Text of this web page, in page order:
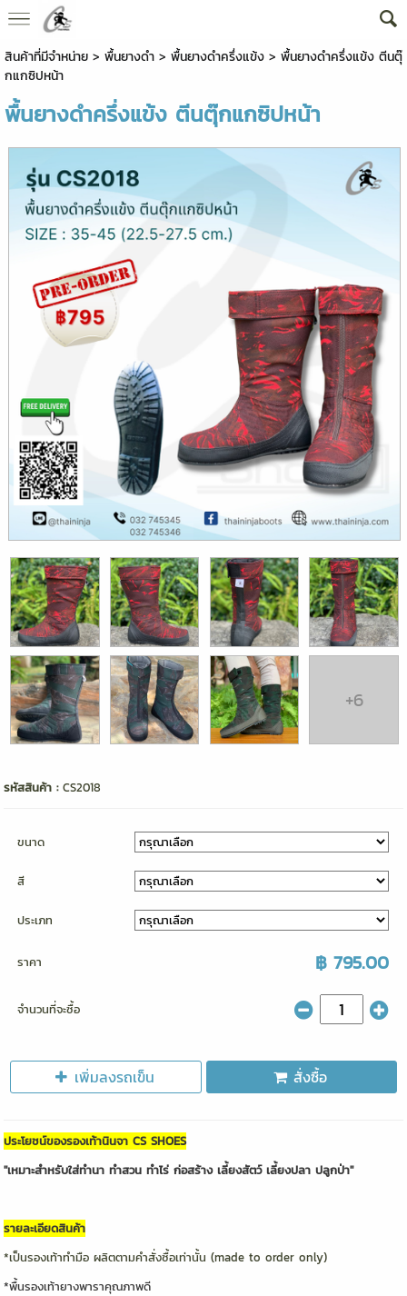
สินค้าที่มีจำหน่าย> พื้นยางดำ> พื้นยางดำครึ่งแข้ง> พื้นยางดำครึ่งแข้ง ตีนตุ๊
กแกซิปหน้า
พื้นยางดำครึ่งแข้ง ตีนตุ๊กแกซิปหน้า
+6
รหัสสินค้า :CS2018
ขนาด
สี
ประเภท
ราคา ฿ 795.00
จำนวนที่จะซื้อ
เพิ่มลงรถเข็น สั่งซื้อ
ประโยชน์ของรองเท้านินจา CS SHOES
"เหมาะสำหรับใส่ทำนา ทำสวน ทำไร่ ก่อสร้าง เลี้ยงสัตว์ เลี้ยงปลา ปลูกป่า"
รายละเอียดสินค้า
*เป็นรองเท้าทำมือ ผลิตตามคำสั่งซื้อเท่านั้น (made to order only)
*พื้นรองเท้ายางพาราคุณภาพดี